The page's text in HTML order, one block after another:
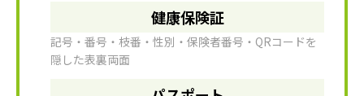
健康保険証
記号・番号・枝番・性別・保険者番号・QRコードを
隠した表裏両面